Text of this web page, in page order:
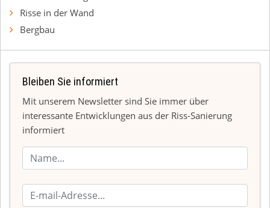
Risse in der Wand
Bergbau
Bleiben Sie informiert
Mit unserem Newsletter sind Sie immer über
interessante Entwicklungen aus der Riss-Sanierung
informiert